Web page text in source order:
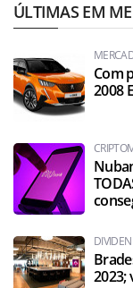
ÚLTIMAS EM
Com
2008
2023;